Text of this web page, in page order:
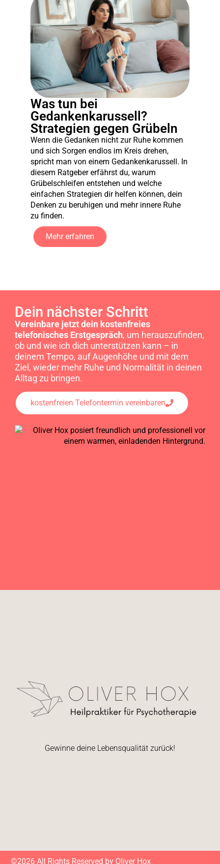
Was tun bei
Gedankenkarussell?
Strategien gegen Grübeln
Wenn die Gedanken nicht zur Ruhe kommen
und sich Sorgen endlos im Kreis drehen,
spricht man von einem Gedankenkarussell. In
diesem Ratgeber erfährst du, warum
Grübelschleifen entstehen und welche
einfachen Strategien dir helfen können, dein
Denken zu beruhigen und mehr innere Ruhe
zu finden.
Mehr erfahren
Dein nächster Schritt
Vereinbare jetzt dein kostenfreies
telefonisches Erstgespräch, um herauszufinden,
ob und wie ich dich unterstützen kann – in
deinem Tempo, auf Augenhöhe und mit dem
Ziel, wieder mehr Ruhe und Normalität in deinen
Alltag zu bringen.
kostenfreien Telefontermin vereinbaren
Gewinne deine Lebensqualität zurück!
©2026 All Rights Reserved by Oliver Hox